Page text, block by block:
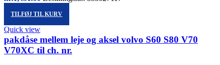
TILFØJ TIL KURV
Quick view
pakdåse mellem leje og aksel volvo S60 S80 V70
V70XC til ch. nr.